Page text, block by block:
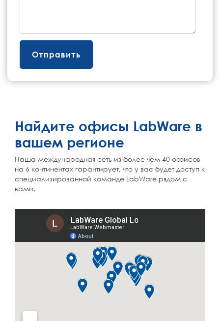
Найдите офисы LabWare в
вашем регионе
Наша международная сеть из более чем 40 офисов
на 6 континентах гарантирует, что у вас будет доступ к
специализированной команде LabWare рядом с
вами.